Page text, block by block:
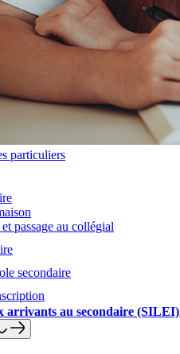
particuliers
passage au collégial
secondaire
arrivants au secondaire (SILEI)